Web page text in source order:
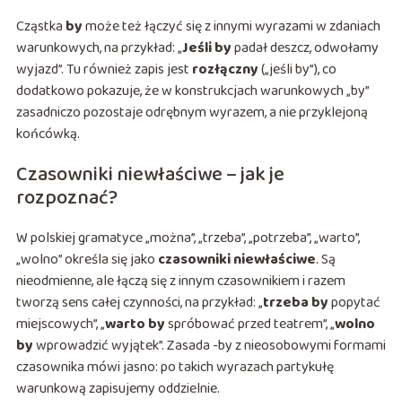
Cząstka bymoże też łączyć się z innymi wyrazami w zdaniach
warunkowych, na przykład: „Jeśli bypadał deszcz, odwołamy
wyjazd”. Tu również zapis jest rozłączny(„jeśli by”), co
dodatkowo pokazuje, że w konstrukcjach warunkowych „by”
zasadniczo pozostaje odrębnym wyrazem, a nie przyklejoną
końcówką.
Czasowniki niewłaściwe – jak je
rozpoznać?
W polskiej gramatyce „można”, „trzeba”, „potrzeba”, „warto”,
„wolno” określa się jako czasowniki niewłaściwe. Są
nieodmienne, ale łączą się z innym czasownikiem i razem
tworzą sens całej czynności, na przykład: „trzeba bypopytać
miejscowych”, „warto byspróbować przed teatrem”, „wolno
bywprowadzić wyjątek”. Zasada -by z nieosobowymi formami
czasownika mówi jasno: po takich wyrazach partykułę
warunkową zapisujemy oddzielnie.